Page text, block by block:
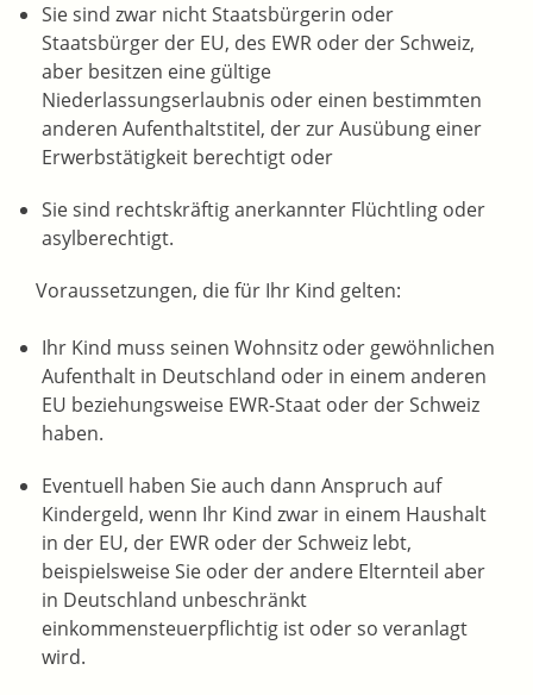
Sie sind zwar nicht Staatsbürgerin oder
Staatsbürger der EU, des EWR oder der Schweiz,
aber besitzen eine gültige
Niederlassungserlaubnis oder einen bestimmten
anderen Aufenthaltstitel, der zur Ausübung einer
Erwerbstätigkeit berechtigt oder
Sie sind rechtskräftig anerkannter Flüchtling oder
asylberechtigt.
Voraussetzungen, die für Ihr Kind gelten:
Ihr Kind muss seinen Wohnsitz oder gewöhnlichen
Aufenthalt in Deutschland oder in einem anderen
EU beziehungsweise EWR-Staat oder der Schweiz
haben.
Eventuell haben Sie auch dann Anspruch auf
Kindergeld, wenn Ihr Kind zwar in einem Haushalt
in der EU, der EWR oder der Schweiz lebt,
beispielsweise Sie oder der andere Elternteil aber
in Deutschland unbeschränkt
einkommensteuerpflichtig ist oder so veranlagt
wird.